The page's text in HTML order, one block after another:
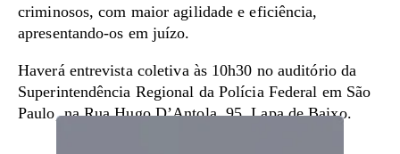
criminosos, com maior agilidade e eficiência,
apresentando-os em juízo.
Haverá entrevista coletiva às 10h30 no auditório da
Superintendência Regional da Polícia Federal em São
Paulo, na Rua Hugo D’Antola, 95, Lapa de Baixo.